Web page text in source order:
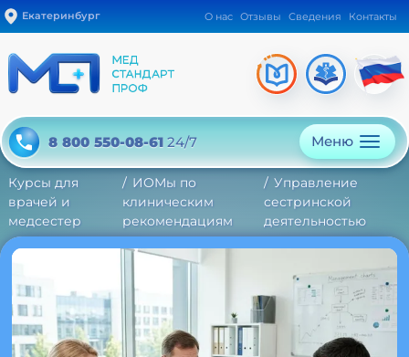
Екатеринбург О нас Отзывы Сведения Контакты
8 800 550-08-61 24/7 Меню
Курсы для
врачей и
медсестер
ИОМы по
клиническим
рекомендациям
Управление
сестринской
деятельностью